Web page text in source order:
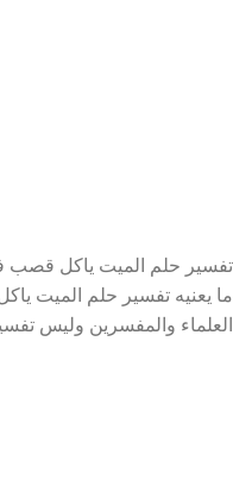
تفسير حلم الميت ياكل قصب
ما يعنيه تفسير حلم الميت
العلماء والمفسرين وليس